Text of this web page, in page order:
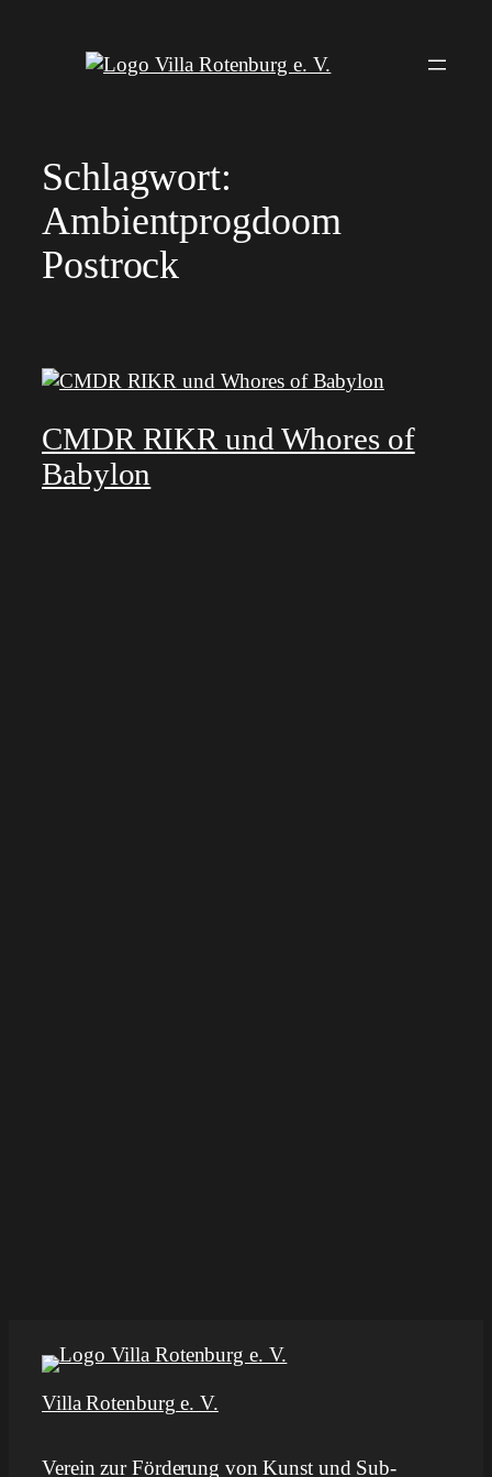
Schlagwort:
Ambientprogdoom
Postrock
CMDR RIKR und Whores of
Babylon
Villa Rotenburg e. V.
Verein zur Förderung von Kunst und Sub-